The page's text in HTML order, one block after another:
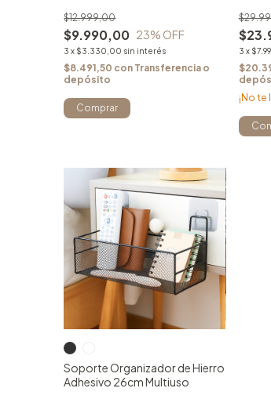
$9.990,00
$12.999,00
23% OFF
3 x $3.330,00 sin interés
$8.491,50 con Transferencia o
depósito
Comprar
3 x
¡No
Soporte Organizador de Hierro
Adhesivo 26cm Multiuso